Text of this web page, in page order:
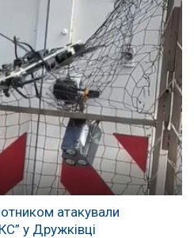
атакували
у Дружківці